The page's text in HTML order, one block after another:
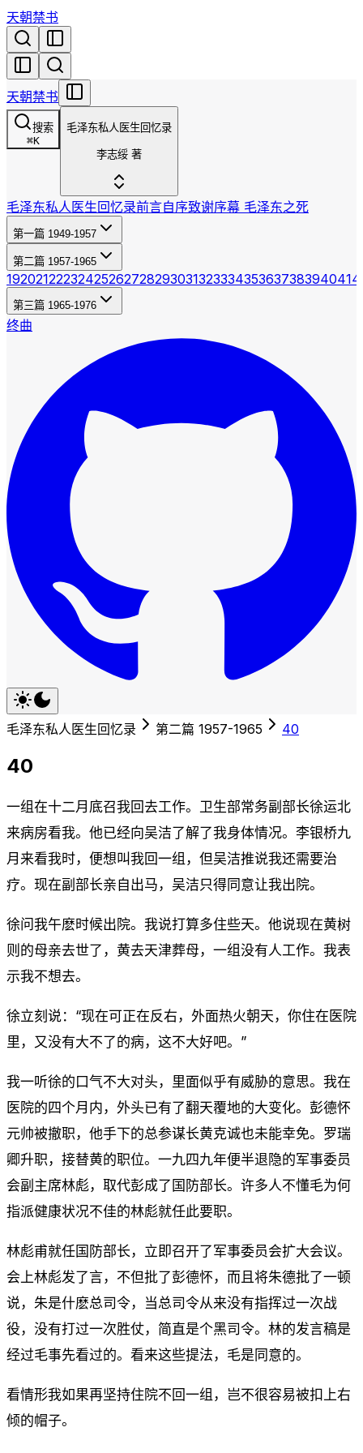
天朝禁书
天朝禁书
搜索
⌘K
毛泽东私人医生回忆录
李志绥 著
毛泽东私人医生回忆录前言自序致谢序幕 毛泽东之死
第一篇 1949-1957
第二篇 1957-1965
1920212223242526272829303132333435363738394041
第三篇 1965-1976
终曲
毛泽东私人医生回忆录 第二篇 1957-1965 40
40
一组在十二月底召我回去工作。卫生部常务副部长徐运北
来病房看我。他已经向吴洁了解了我身体情况。李银桥九
月来看我时，便想叫我回一组，但吴洁推说我还需要治
疗。现在副部长亲自出马，吴洁只得同意让我出院。
徐问我午麽时候出院。我说打算多住些天。他说现在黄树
则的母亲去世了，黄去天津葬母，一组没有人工作。我表
示我不想去。
徐立刻说：“现在可正在反右，外面热火朝天，你住在医院
里，又没有大不了的病，这不大好吧。”
我一听徐的口气不大对头，里面似乎有威胁的意思。我在
医院的四个月内，外头已有了翻天覆地的大变化。彭德怀
元帅被撤职，他手下的总参谋长黄克诚也未能幸免。罗瑞
卿升职，接替黄的职位。一九四九年便半退隐的军事委员
会副主席林彪，取代彭成了国防部长。许多人不懂毛为何
指派健康状况不佳的林彪就任此要职。
林彪甫就任国防部长，立即召开了军事委员会扩大会议。
会上林彪发了言，不但批了彭德怀，而且将朱德批了一顿
说，朱是什麽总司令，当总司令从来没有指挥过一次战
役，没有打过一次胜仗，简直是个黑司令。林的发言稿是
经过毛事先看过的。看来这些提法，毛是同意的。
看情形我如果再坚持住院不回一组，岂不很容易被扣上右
倾的帽子。